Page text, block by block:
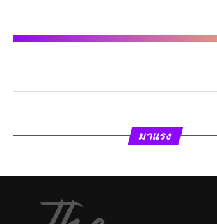
มาแรง